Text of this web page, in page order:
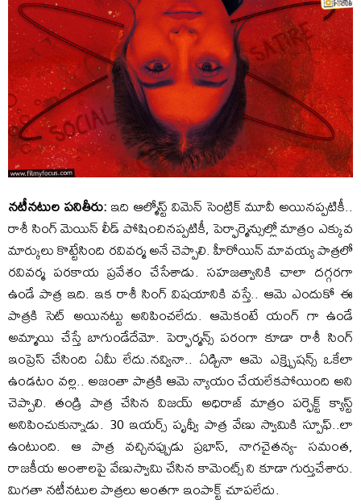
నటీనటుల పనితీరు:ఇది ఆల్మోస్ట్ విమెన్ సెంట్రిక్ మూవీ అయినప్పటికీ..
రాశీ సింగ్ మెయిన్ లీడ్ పోషించినప్పటికీ, పెర్ఫార్మెన్సుల్లో మాత్రం ఎక్కువ
మార్కులు కొట్టేసింది రవివర్మ అనే చెప్పాలి. హీరోయిన్ మావయ్య పాత్రలో
రవివర్మ పరకాయ ప్రవేశం చేసేశాడు. సహజత్వానికి చాలా దగ్గరగా
ఉండే పాత్ర ఇది. ఇక రాశీ సింగ్ విషయానికి వస్తే.. ఆమె ఎందుకో ఈ
పాత్రకి సెట్ అయినట్టు అనిపించలేదు. ఆమెకంటే యంగ్ గా ఉండే
అమ్మాయి చేస్తే బాగుండేదేమో. పెర్ఫార్మన్స్ పరంగా కూడా రాశీ సింగ్
ఇంప్రెస్ చేసింది ఏమీ లేదు.నవ్వినా.. ఏడ్చినా ఆమె ఎక్స్ప్రెషన్స్ ఒకేలా
ఉండటం వల్ల.. అజంతా పాత్రకి ఆమె న్యాయం చేయలేకపోయింది అని
చెప్పాలి. తండ్రి పాత్ర చేసిన విజయ్ అధిరాజ్ మాత్రం పర్ఫెక్ట్ క్యాస్ట్
అనిపించుకున్నాడు. 30 ఇయర్స్ పృథ్వీ పాత్ర వేణు స్వామికి స్పూఫ్..లా
ఉంటుంది. ఆ పాత్ర వచ్చినప్పుడు ప్రభాస్, నాగచైతన్య- సమంత,
రాజకీయ అంశాలపై వేణుస్వామి చేసిన కామెంట్స్ ని కూడా గుర్తుచేశారు.
మిగతా నటీనటుల పాత్రలు అంతగా ఇంపాక్ట్ చూపలేదు.